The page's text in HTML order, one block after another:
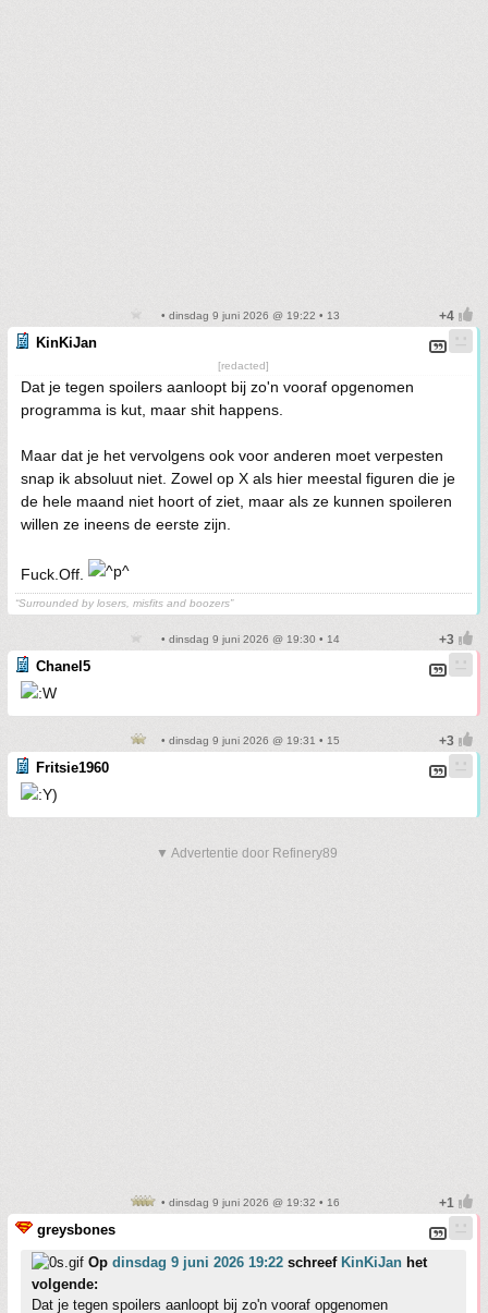
• dinsdag 9 juni 2026 @ 19:22 • 13
KinKiJan
[redacted]
Dat je tegen spoilers aanloopt bij zo'n vooraf opgenomen
programma is kut, maar shit happens.
Maar dat je het vervolgens ook voor anderen moet verpesten
snap ik absoluut niet. Zowel op X als hier meestal figuren die je
de hele maand niet hoort of ziet, maar als ze kunnen spoileren
willen ze ineens de eerste zijn.
Fuck.Off.
“Surrounded by losers, misfits and boozers”
• dinsdag 9 juni 2026 @ 19:30 • 14
Chanel5
• dinsdag 9 juni 2026 @ 19:31 • 15
Fritsie1960
▼ Advertentie door Refinery89
• dinsdag 9 juni 2026 @ 19:32 • 16
greysbones
Op dinsdag 9 juni 2026 19:22 schreef KinKiJan het
volgende:
Dat je tegen spoilers aanloopt bij zo'n vooraf opgenomen